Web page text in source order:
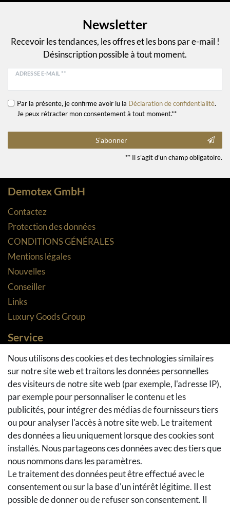
Newsletter
Recevoir les tendances, les offres et les bons par e-mail !
Désinscription possible à tout moment.
ADRESSE E-MAIL **
Par la présente, je confirme avoir lu la Déclaration de confidentialité.
Je peux rétracter mon consentement à tout moment.**
S’abonner
** Il s’agit d’un champ obligatoire.
Demotex GmbH
Contactez
Protection des données
CONDITIONS GÉNÉRALES
Mentions légales
Nouvelles
Conseiller
Links
Luxury Goods Group
Service
Méthodes de paiement
Méthodes et coûts de transport
Droit de rétractation
Retours
Se rétracter du contrat
Panier d'achat
A la caisse
Aide
Social Media
Facebook
Nous utilisons des cookies et des technologies similaires
sur notre site web et traitons les données personnelles
des visiteurs de notre site web (par exemple, l'adresse IP),
par exemple pour personnaliser le contenu et les
publicités, pour intégrer des médias de fournisseurs tiers
ou pour analyser l'accès à notre site web. Le traitement
des données a lieu uniquement lorsque des cookies sont
installés. Nous partageons ces données avec des tiers que
nous nommons dans les paramètres.
Le traitement des données peut être effectué avec le
consentement ou sur la base d'un intérêt légitime. Il est
possible de donner ou de refuser son consentement. Il